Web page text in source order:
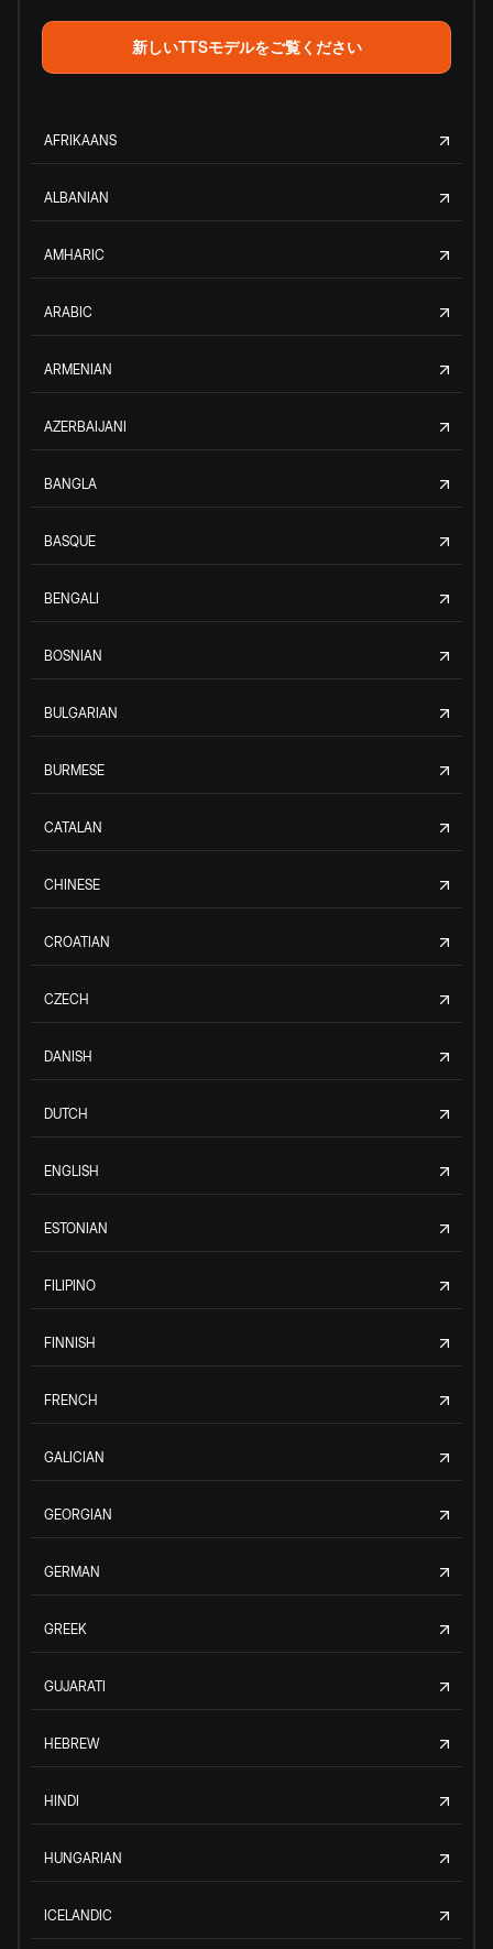
新しいTTSモデルをご覧ください
AFRIKAANS
ALBANIAN
AMHARIC
ARABIC
ARMENIAN
AZERBAIJANI
BANGLA
BASQUE
BENGALI
BOSNIAN
BULGARIAN
BURMESE
CATALAN
CHINESE
CROATIAN
CZECH
DANISH
DUTCH
ENGLISH
ESTONIAN
FILIPINO
FINNISH
FRENCH
GALICIAN
GEORGIAN
GERMAN
GREEK
GUJARATI
HEBREW
HINDI
HUNGARIAN
ICELANDIC